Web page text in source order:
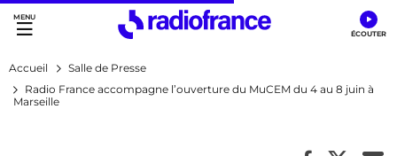
Accès direct :
Menu principal
Contenu
Accueil
Salle de Presse
Radio France accompagne l’ouverture du MuCEM du 4 au 8 juin à
Marseille